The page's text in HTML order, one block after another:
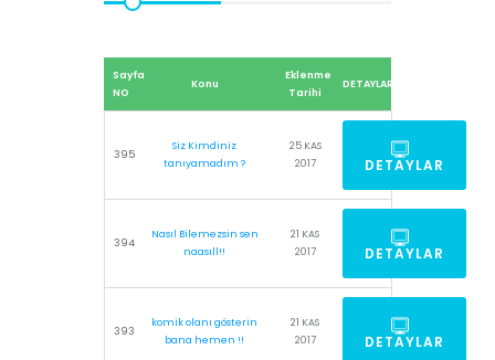
Sayfa
NO
Konu
Eklenme
Tarihi
DETAYLAR
395
Siz Kimdiniz
tanıyamadım ?
25 KAS
2017
DETAYLAR
394
Nasıl Bilemezsin sen
naasıll!!
21 KAS
2017
DETAYLAR
393
komik olanı gösterin
bana hemen !!
21 KAS
2017
DETAYLAR